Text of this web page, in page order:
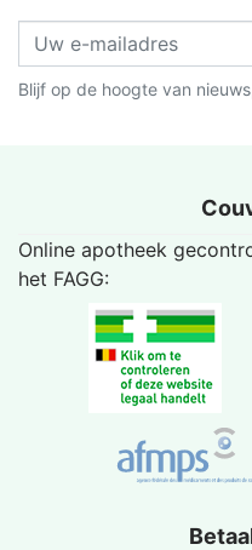
Blijf op de hoogte van
Online apotheek
het FAGG: